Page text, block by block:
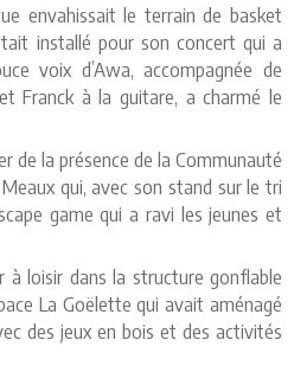
envahissait le terrain de basket
installé pour son concert qui a
voix d’Awa, accompagnée de
Franck à la guitare, a charmé le
de la présence de la Communauté
qui, avec son stand sur le tri
game qui a ravi les jeunes et
loisir dans la structure gonflable
La Goëlette qui avait aménagé
des jeux en bois et des activités